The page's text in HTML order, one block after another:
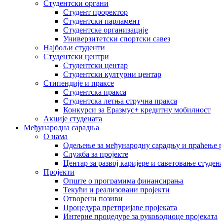
Студентски органи
Студент проректор
Студентски парламент
Студентске организације
Универзитетски спортски савез
Најбољи студенти
Студентски центри
Студентски центар
Студентски културни центар
Стипендије и праксе
Студентска пракса
Студентска летња стручна пракса
Конкурси за Еразмус+ кредитну мобилност
Акције студената
Међународна сарадња
О нама
Одељење за међународну сарадњу и праћење
Служба за пројекте
Центар за развој каријере и саветовање
Пројекти
Опште о програмима финансирања
Текући и реализовани пројекти
Отворени позиви
Процедура претпријаве пројеката
Интерне процедуре за руководиоце пројеката